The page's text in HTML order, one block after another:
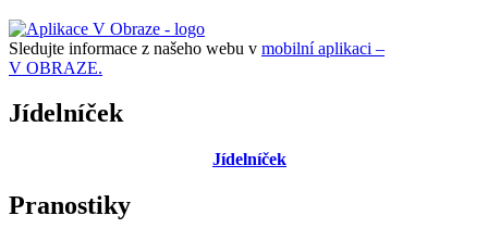
Sledujte informace z našeho webu v mobilní aplikaci –
V OBRAZE.
Jídelníček
Jídelníček
Pranostiky